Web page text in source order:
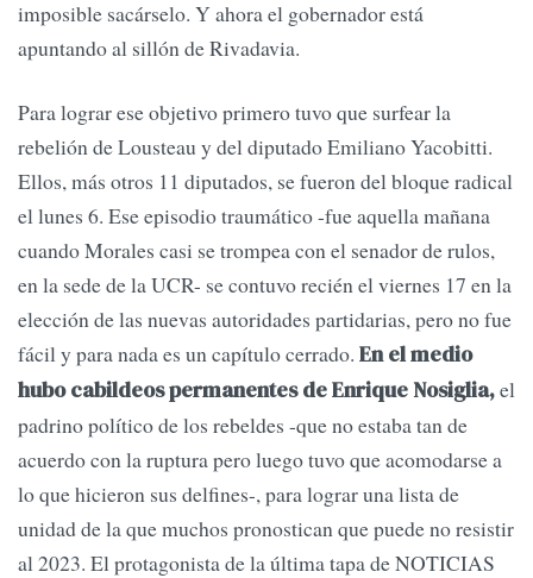
imposible sacárselo. Y ahora el gobernador está
apuntando al sillón de Rivadavia.
Para lograr ese objetivo primero tuvo que surfear la
rebelión de Lousteau y del diputado Emiliano Yacobitti.
Ellos, más otros 11 diputados, se fueron del bloque radical
el lunes 6. Ese episodio traumático -fue aquella mañana
cuando Morales casi se trompea con el senador de rulos,
en la sede de la UCR- se contuvo recién el viernes 17 en la
elección de las nuevas autoridades partidarias, pero no fue
fácil y para nada es un capítulo cerrado. En el medio
hubo cabildeos permanentes de Enrique Nosiglia,el
padrino político de los rebeldes -que no estaba tan de
acuerdo con la ruptura pero luego tuvo que acomodarse a
lo que hicieron sus delfines-, para lograr una lista de
unidad de la que muchos pronostican que puede no resistir
al 2023. El protagonista de la última tapa de NOTICIAS